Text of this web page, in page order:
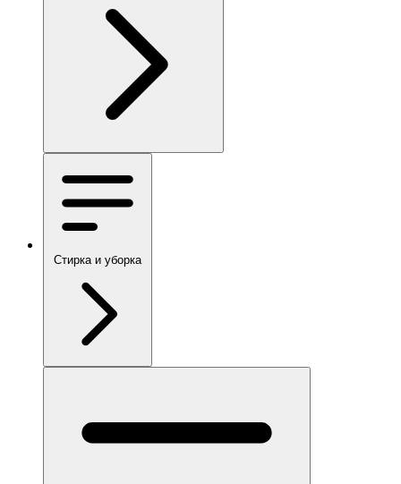
Стирка и уборка